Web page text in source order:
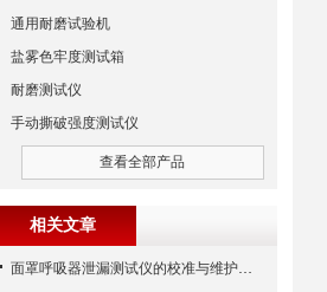
通用耐磨试验机
盐雾色牢度测试箱
耐磨测试仪
手动撕破强度测试仪
查看全部产品
相关文章
面罩呼吸器泄漏测试仪的校准与维护技巧